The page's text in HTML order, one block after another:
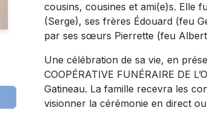
cousins, cousines et ami(e)s. Elle
(Serge), ses frères Édouard (feu
par ses sœurs Pierrette (feu
Une célébration de sa vie, en
COOPÉRATIVE FUNÉRAIRE DE
Gatineau. La famille recevra les
visionner la cérémonie en direct